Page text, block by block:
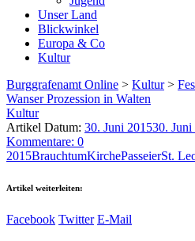
Unser Land
Blickwinkel
Europa & Co
Kultur
Burggrafenamt Online > Kultur>
Wanser Prozession in Walten
Kultur
Artikel Datum: 30. Juni 201530. Juni
Kommentare: 0
2015BrauchtumKirchePasseierSt.
Artikel weiterleiten:
Facebook Twitter E-Mail